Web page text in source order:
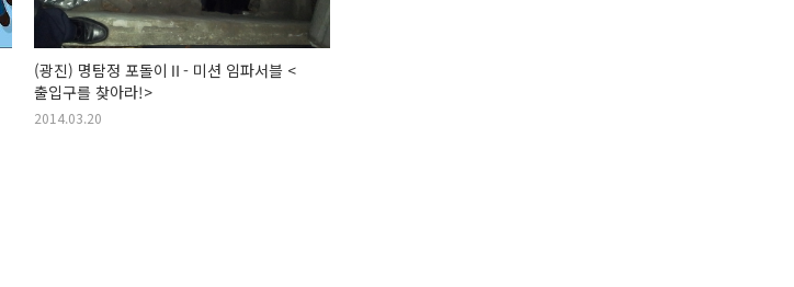
(광진) 명탐정 포돌이Ⅱ- 미션 임파서블 <
출입구를 찾아라!>
2014.03.20